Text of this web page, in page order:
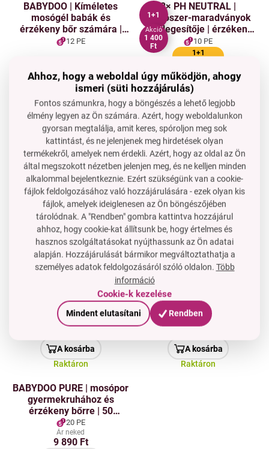
BABYDOO | Kíméletes
mosógél babák és
érzékeny bőr számára |
gyerekruha | 30 mosás
12 PE
5 890 Ft
A kosárba
Raktáron
1+1
Akció
1 400
Ft
2× PH NEUTRAL |
Mosószer-maradványok
semlegesítője | érzékeny
bőrre & illatmentes |
SENSITIVE | 2× 1000 ml
10 PE
1+1
4 890 Ft
A kosárba
Raktáron
SENSITIVE | Mosó
tabletták érzékeny bőrre
és babák számára |
ECOTABS | 26 mosás
12 PE
Ár neked
5 890 Ft
A kosárba
Raktáron
1+1
2× BABYDOO PURE | baba
mosószer érzékeny bőrre |
100 mosás
40 PE
1+1
17 890 Ft
A kosárba
Raktáron
SZENZITÍV | Érzékeny bőr
és csecsemők számára
ingyenes fémdoboz | 90
mosás
1+1 AJÁNDÉK
21 570 Ft
14 290 Ft
A kosárba
Raktáron
PH NEUTRAL | Mosási
maradványok
semlegesítője | érzékeny
bőrre & illatmentes |
SENSITIVE | 1000 ml
Ár neked
2 890 Ft
2 390 Ft
A kosárba
Raktáron
BABYDOO PURE | mosópor
gyermekruhához és
érzékeny bőrre | 50
mosásra
20 PE
Ár neked
9 890 Ft
Ahhoz, hogy a weboldal úgy működjön, ahogy
ismeri (süti hozzájárulás)
Fontos számunkra, hogy a böngészés a lehető legjobb
élmény legyen az Ön számára. Azért, hogy weboldalunkon
gyorsan megtalálja, amit keres, spóroljon meg sok
kattintást, és ne jelenjenek meg hirdetések olyan
termékekről, amelyek nem érdekli. Azért, hogy az oldal az Ön
által megszokott nézetben jelenjen meg, és ne kelljen minden
alkalommal bejelentkeznie. Ezért szükségünk van a cookie-
fájlok feldolgozásához való hozzájárulására - ezek olyan kis
fájlok, amelyek ideiglenesen az Ön böngészőjében
tárolódnak. A "Rendben" gombra kattintva hozzájárul
ahhoz, hogy cookie-kat állítsunk be, hogy értelmes és
hasznos szolgáltatásokat nyújthassunk az Ön adatai
alapján. Hozzájárulását bármikor megváltoztathatja a
személyes adatok feldolgozásáról szóló oldalon. Több
információ
Cookie-k kezelése
Mindent elutasítani Rendben